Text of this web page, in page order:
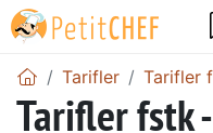
Tarifler Tarifler
Tarifler fstk